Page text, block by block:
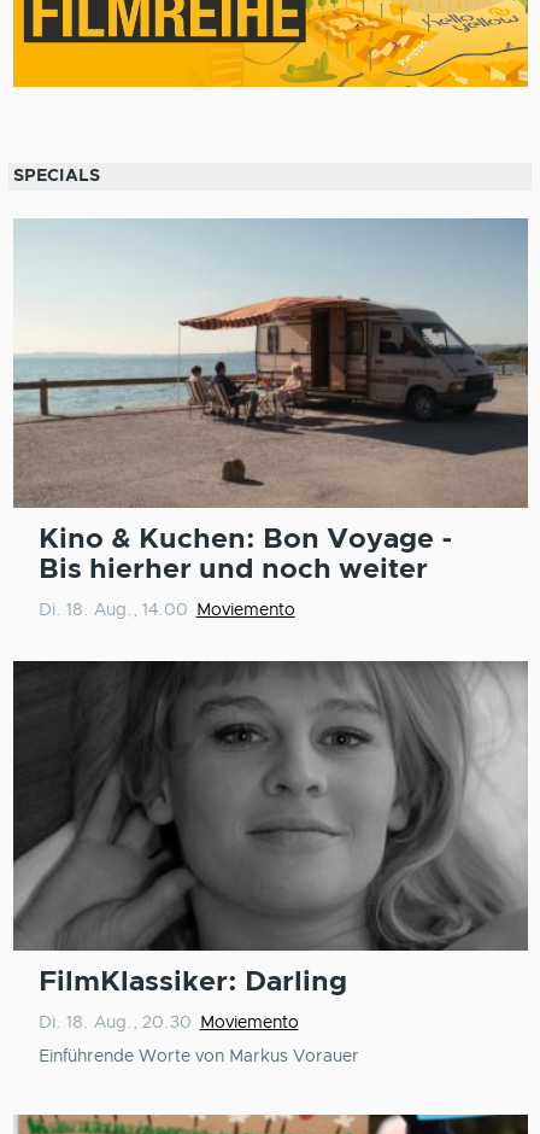
SPECIALS
Kino & Kuchen: Bon Voyage -
Bis hierher und noch weiter
Di. 18. Aug., 14.00 Moviemento
FilmKlassiker: Darling
Di. 18. Aug., 20.30
Moviemento
Einführende Worte von Markus Vorauer